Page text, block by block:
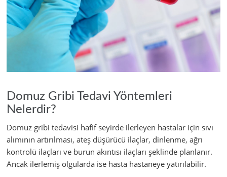
Domuz Gribi Tedavi Yöntemleri
Nelerdir?
Domuz gribi tedavisi hafif seyirde ilerleyen hastalar için sıvı
alımının artırılması, ateş düşürücü ilaçlar, dinlenme, ağrı
kontrolü ilaçları ve burun akıntısı ilaçları şeklinde planlanır.
Ancak ilerlemiş olgularda ise hasta hastaneye yatırılabilir.